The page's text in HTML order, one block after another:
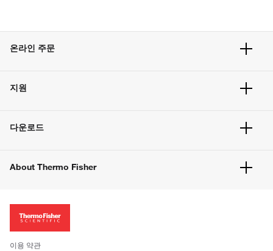
온라인 주문
주문 방법
벌크 주문
지원
고객 센터
웹사이트 개선사항
다운로드
About Thermo Fisher
투자자
사회적 책임
이용 약관